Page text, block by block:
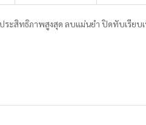
ระสิทธิภาพสูงสุด ลบแม่นยำ ปิดทับเรีย